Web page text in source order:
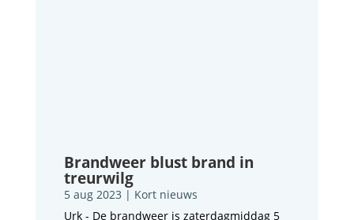
Brandweer blust brand in
treurwilg
5 aug 2023 | Kort nieuws
Urk - De brandweer is zaterdagmiddag 5